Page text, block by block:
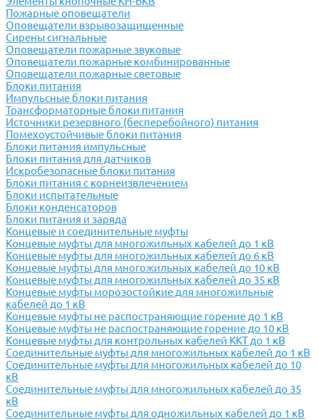
Пожарные оповещатели
Оповещатели взрывозащищенные
Сирены сигнальные
Оповещатели пожарные звуковые
Оповещатели пожарные комбинированные
Оповещатели пожарные световые
Блоки питания
Импульсные блоки питания
Трансформаторные блоки питания
Источники резервного (бесперебойного) питания
Помехоустойчивые блоки питания
Блоки питания импульсные
Блоки питания для датчиков
Искробезопасные блоки питания
Блоки питания с корнеизвлечением
Блоки испытательные
Блоки конденсаторов
Блоки питания и заряда
Концевые и соединительные муфты
Концевые муфты для многожильных кабелей до 1 кВ
Концевые муфты для многожильных кабелей до 6 кВ
Концевые муфты для многожильных кабелей до 10 кВ
Концевые муфты для многожильных кабелей до 35 кВ
Концевые муфты морозостойкие для многожильные
кабелей до 1 кВ
Концевые муфты не распостраняющие горение до 1 кВ
Концевые муфты не распостраняющие горение до 10 кВ
Концевые муфты для контрольных кабелей ККТ до 1 кВ
Соединительные муфты для многожильных кабелей до 1 кВ
Соединительные муфты для многожильных кабелей до 10
кВ
Соединительные муфты для многожильных кабелей до 35
кВ
Соединительные муфты для одножильных кабелей до 1 кВ